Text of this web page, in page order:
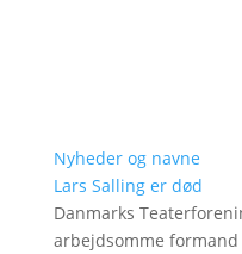
Nyheder og navne
Lars Salling er død
Danmarks
arbejdsomme